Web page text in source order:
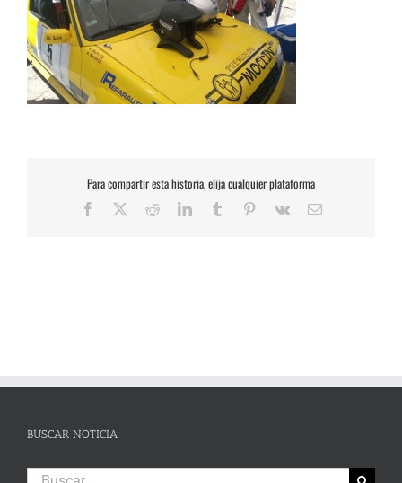
Para compartir esta historia, elija cualquier plataforma
Facebook RedditLinkedInTumblr Pinterest
Vk
Correo
BUSCAR NOTICIA
Buscar: